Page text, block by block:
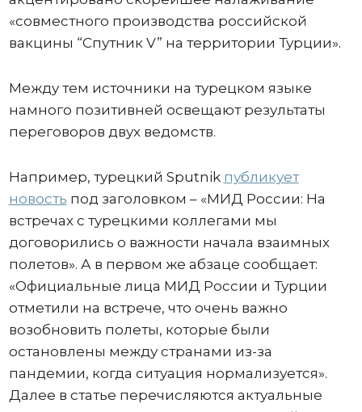
«совместного производства российской
вакцины “Спутник V” на территории Турции».
Между тем источники на турецком языке
намного позитивней освещают результаты
переговоров двух ведомств.
Например, турецкий Sputnik публикует
новость под заголовком – «МИД России: На
встречах с турецкими коллегами мы
договорились о важности начала взаимных
полетов». А в первом же абзаце сообщает:
«Официальные лица МИД России и Турции
отметили на встрече, что очень важно
возобновить полеты, которые были
остановлены между странами из-за
пандемии, когда ситуация нормализуется».
Далее в статье перечисляются актуальные